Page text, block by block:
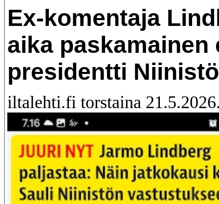
Ex-komentaja
aika paskamainen
presidentti
iltalehti.fi torstaina